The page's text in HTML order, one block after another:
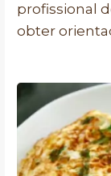
profissional
obter